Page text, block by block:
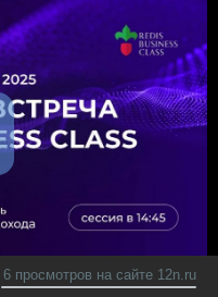
6 просмотров на сайте 12n.ru